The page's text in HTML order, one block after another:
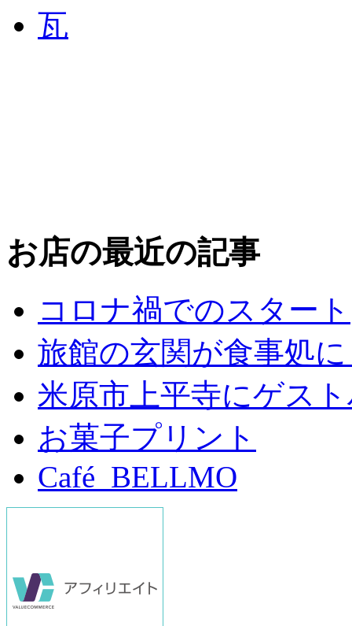
瓦
お店の最近の記事
コロナ禍でのスタート
旅館の玄関が食事処
米原市上平寺にゲス
お菓子プリント
Café BELLMO